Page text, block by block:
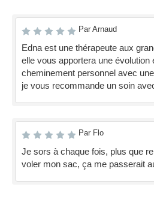
Par Arnaud
Edna est une thérapeute aux
elle vous apportera une évolution
cheminement personnel avec
je vous recommande un soin
Par Flo
Je sors à chaque fois, plus que
voler mon sac, ça me passerait